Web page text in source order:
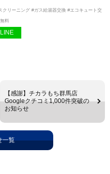
リーニング #ガス給湯器交換 #エコキュート交
料
LINE
【感謝】チカラもち群馬店
Googleクチコミ1,000件突破の
お知らせ
一覧